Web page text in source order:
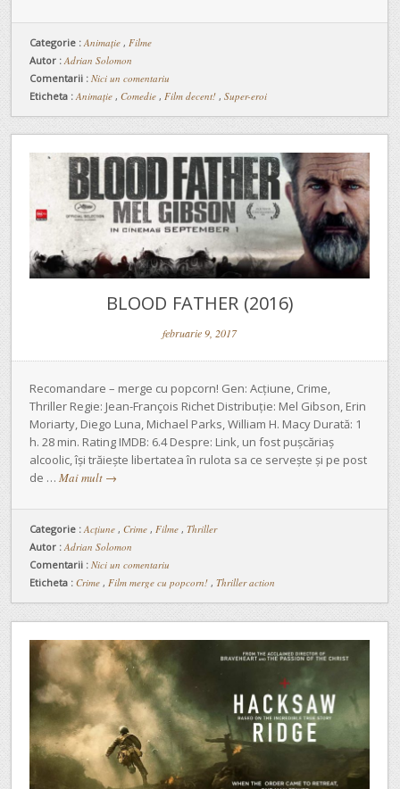
Categorie : Animaţie , Filme
Autor : Adrian Solomon
Comentarii : Nici un comentariu
Eticheta : Animație , Comedie , Film decent! , Super-eroi
BLOOD FATHER (2016)
februarie 9, 2017
Recomandare – merge cu popcorn! Gen: Acțiune, Crime,
Thriller Regie: Jean-François Richet Distribuție: Mel Gibson, Erin
Moriarty, Diego Luna, Michael Parks, William H. Macy Durată: 1
h. 28 min. Rating IMDB: 6.4 Despre: Link, un fost pușcăriaș
alcoolic, își trăiește libertatea în rulota sa ce servește și pe post
de … Mai mult →
Categorie :Acţiune , Crime , Filme , Thriller
Autor : Adrian Solomon
Comentarii : Nici un comentariu
Eticheta : Crime , Film merge cu popcorn! , Thriller action